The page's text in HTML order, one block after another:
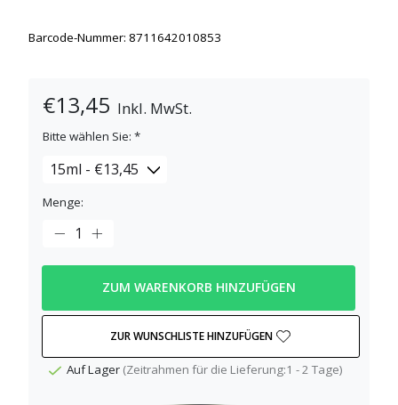
Barcode-Nummer: 8711642010853
€13,45 Inkl. MwSt.
Bitte wählen Sie: *
Menge:
ZUM WARENKORB HINZUFÜGEN
ZUR WUNSCHLISTE HINZUFÜGEN
Auf Lager (Zeitrahmen für die Lieferung:1 - 2 Tage)